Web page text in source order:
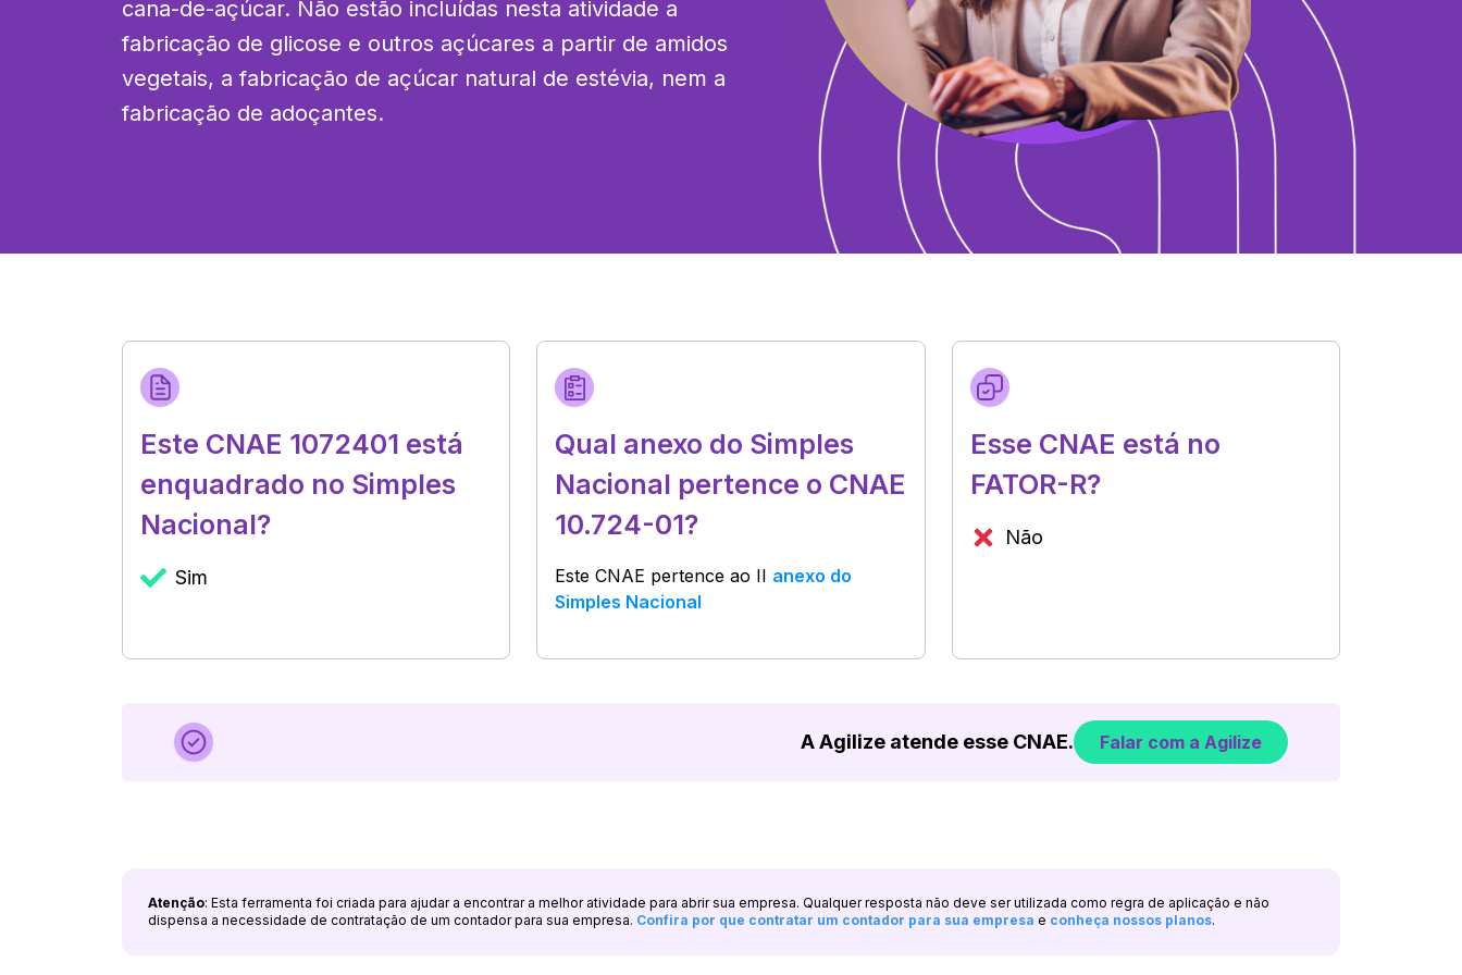
cana-de-açúcar. Não estão incluídas nesta atividade a
fabricação de glicose e outros açúcares a partir de amidos
vegetais, a fabricação de açúcar natural de estévia, nem a
fabricação de adoçantes.
Este CNAE 1072401 está
enquadrado no Simples
Nacional?
Sim
Qual anexo do Simples
Nacional pertence o CNAE
10.724-01?
Este CNAE pertence ao II anexo do
Simples Nacional
Esse CNAE está no
FATOR-R?
Não
A Agilize atende esse CNAE. Falar com a Agilize
Atenção: Esta ferramenta foi criada para ajudar a encontrar a melhor atividade para abrir sua empresa. Qualquer resposta não deve ser utilizada como regra de aplicação e não
dispensa a necessidade de contratação de um contador para sua empresa. Confira por que contratar um contador para sua empresa e conheça nossos planos.